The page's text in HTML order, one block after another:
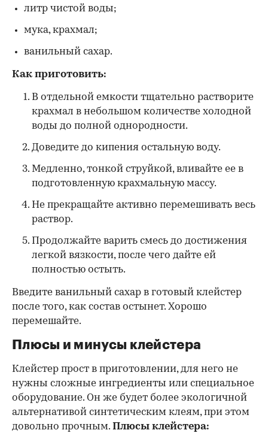
литр чистой воды;
мука, крахмал;
ванильный сахар.
Как приготовить:
В отдельной емкости тщательно растворите
крахмал в небольшом количестве холодной
воды до полной однородности.
Доведите до кипения остальную воду.
Медленно, тонкой струйкой, вливайте ее в
подготовленную крахмальную массу.
Не прекращайте активно перемешивать весь
раствор.
Продолжайте варить смесь до достижения
легкой вязкости, после чего дайте ей
полностью остыть.
Введите ванильный сахар в готовый клейстер
после того, как состав остынет. Хорошо
перемешайте.
Плюсы и минусы клейстера
Клейстер прост в приготовлении, для него не
нужны сложные ингредиенты или специальное
оборудование. Он же будет более экологичной
альтернативой синтетическим клеям, при этом
довольно прочным. Плюсы клейстера: